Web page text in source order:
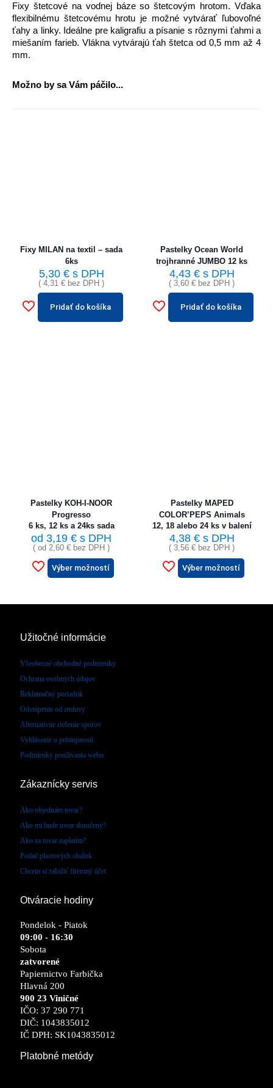
Fixy štetcové na vodnej báze so štetcovým hrotom. Vďaka
flexibilnému štetcovému hrotu je možné vytvárať ľubovoľné
ťahy a linky. Ideálne pre kaligrafiu a písanie s rôznymi ťahmi a
miešaním farieb. Vlákna vytvárajú ťah štetca od 0,5 mm až 4
mm.
Možno by sa Vám páčilo...
Fixy MILAN na textil – sada
6ks
5,30 €s DPH
( 4,31 € bez DPH )
Pridať do košíka
Pastelky Ocean World
trojhranné JUMBO 12 ks
4,43 €s DPH
( 3,60 € bez DPH )
Pridať do košíka
Pastelky KOH-I-NOOR
Progresso
6 ks, 12 ks a 24ks sada
od 3,19 € s DPH
( od 2,60 € bez DPH )
Výber možností
Pastelky MAPED
COLOR’PEPS Animals
12, 18 alebo 24 ks v balení
4,38 €s DPH
( 3,56 € bez DPH )
Výber možností
Užitočné informácie
Všeobecné obchodné podmienky
Ochrana osobných údajov
Reklamačný poriadok
Odstúpenie od zmluvy
Alternatívne riešenie sporov
Vyhlásenie o prístupnosti
Podmienky používania webu
Zákaznícky servis
Ako objednám tovar?
Ako mi bude tovar doručený?
Ako za tovar zaplatím?
Potlač plastových obálok
Chcem si založiť firemný účet
Otváracie hodiny
Pondelok - Piatok
09:00 - 16:30
Sobota
zatvorené
Papiernictvo Farbička
Hlavná 200
900 23 Viničné
IČO: 37 290 771
DIČ: 1043835012
IČ DPH: SK1043835012
Platobné metódy